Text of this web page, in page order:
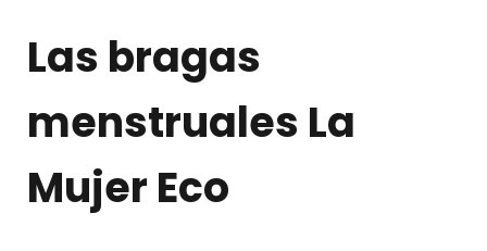
Las bragas
menstruales La
Mujer Eco